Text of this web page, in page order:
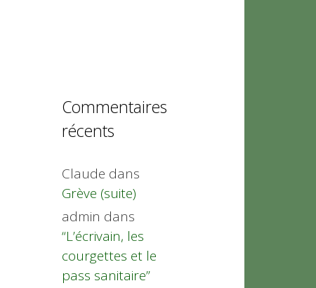
Commentaires
récents
Claude dans
Grève (suite)
admin dans
“L’écrivain, les
courgettes et le
pass sanitaire”